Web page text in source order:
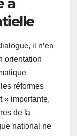
à
il n’en
orientation
réformes
« importante,
de la
national ne